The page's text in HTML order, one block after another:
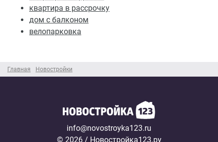
Главная Новостройки
квартира в рассрочку
дом с балконом
велопарковка
info@novostroyka123.ru
© 2026 / Новостройка123.ру